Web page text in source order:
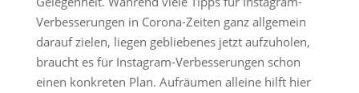
Verbesserungen in Corona-Zeiten ganz allgemein
darauf zielen, liegen gebliebenes jetzt aufzuholen,
braucht es für Instagram-Verbesserungen schon
einen konkreten Plan. Aufräumen alleine hilft hier